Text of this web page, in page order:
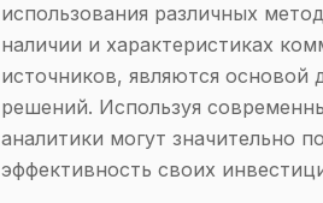
использования различных
наличии и характеристиках
источников, являются основой
решений. Используя
аналитики могут значительно
эффективность своих